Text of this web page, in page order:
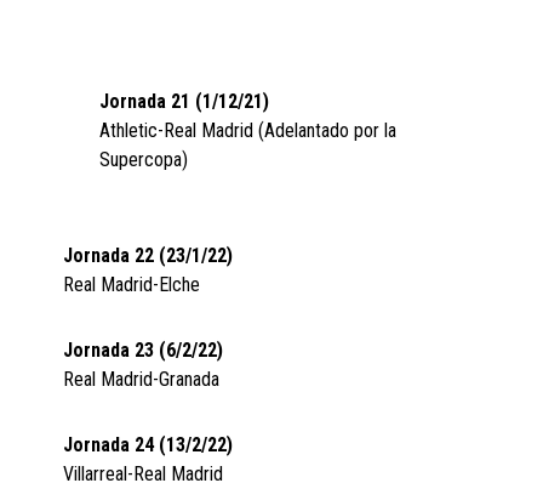
Jornada 21 (1/12/21)
Athletic-Real Madrid (Adelantado por la
Supercopa)
Jornada 22 (23/1/22)
Real Madrid-Elche
Jornada 23 (6/2/22)
Real Madrid-Granada
Jornada 24 (13/2/22)
Villarreal-Real Madrid